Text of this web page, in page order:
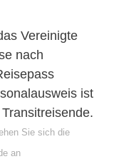
Vereinigte
nach
ist
Sie sich die
an